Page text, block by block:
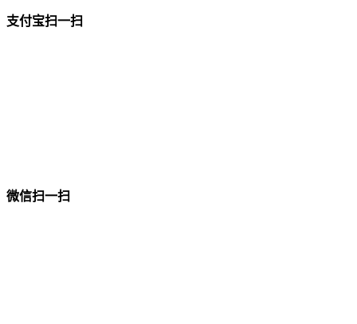
支付宝扫一扫
微信扫一扫